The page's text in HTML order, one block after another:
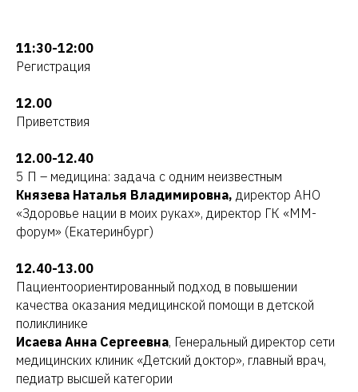
11:30-12:00
Регистрация
12.00
Приветствия
12.00-12.40
5 П – медицина: задача с одним неизвестным
Князева Наталья Владимировна, директор АНО
«Здоровье нации в моих руках», директор ГК «ММ-
форум» (Екатеринбург)
12.40-13.00
Пациентоориентированный подход в повышении
качества оказания медицинской помощи в детской
поликлинике
Исаева Анна Сергеевна, Генеральный директор сети
медицинских клиник «Детский доктор», главный врач,
педиатр высшей категории